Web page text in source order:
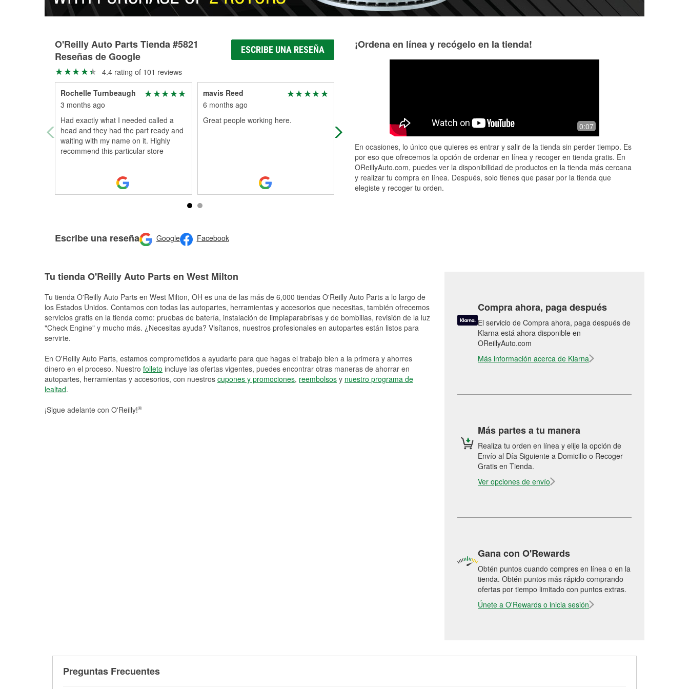
O'Reilly Auto Parts Tienda #5821
Reseñas de Google
ESCRIBE UNA RESEÑA
4.4 rating of 101 reviews
Rochelle Turnbeaugh
3 months ago
Had exactly what I needed called a
head and they had the part ready and
waiting with my name on it. Highly
recommend this particular store
mavis Reed
6 months ago
Great people working here.
Friendly staff always helpful
Escribe una reseña Google Facebook
¡Ordena en línea y recógelo en la tienda!
0:07
En ocasiones, lo único que quieres es entrar y salir de la tienda sin perder tiempo. Es
por eso que ofrecemos la opción de ordenar en línea y recoger en tienda gratis. En
OReillyAuto.com, puedes ver la disponibilidad de productos en la tienda más cercana
y realizar tu compra en línea. Después, solo tienes que pasar por la tienda que
elegiste y recoger tu orden.
Tu tienda O'Reilly Auto Parts en West Milton
Tu tienda O'Reilly Auto Parts en West Milton, OH es una de las más de 6,000 tiendas O'Reilly Auto Parts a lo largo de
los Estados Unidos. Contamos con todas las autopartes, herramientas y accesorios que necesitas, también ofrecemos
servicios gratis en la tienda como: pruebas de batería, instalación de limpiaparabrisas y de bombillas, revisión de la luz
"Check Engine" y mucho más. ¿Necesitas ayuda? Visítanos, nuestros profesionales en autopartes están listos para
servirte.
En O'Reilly Auto Parts, estamos comprometidos a ayudarte para que hagas el trabajo bien a la primera y ahorres
dinero en el proceso. Nuestro folleto incluye las ofertas vigentes, puedes encontrar otras maneras de ahorrar en
autopartes, herramientas y accesorios, con nuestros cupones y promociones, reembolsos y nuestro programa de
lealtad.
¡Sigue adelante con O'Reilly!®
Compra ahora, paga después
El servicio de Compra ahora, paga después de
Klarna está ahora disponible en
OReillyAuto.com
Más información acerca de Klarna
Más partes a tu manera
Realiza tu orden en línea y elije la opción de
Envío al Día Siguiente a Domicilio o Recoger
Gratis en Tienda.
Ver opciones de envío
Gana con O'Rewards
Obtén puntos cuando compres en línea o en la
tienda. Obtén puntos más rápido comprando
ofertas por tiempo limitado con puntos extras.
Únete a O'Rewards o inicia sesión
Preguntas Frecuentes